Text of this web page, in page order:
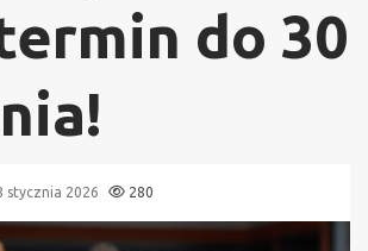
do 30
stycznia 2026 280